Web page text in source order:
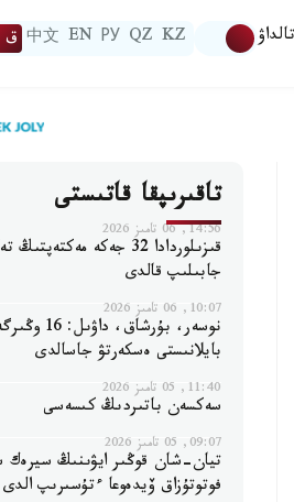
تالداۋ KZ
QZ
РУ
EN
中文 ق
تاقىرىپقا قاتىستى
14:56, 06 تامىز 2026
قىزىلوردادا 32 جەكە
جابىلىپ قالدى
10:07, 06 تامىز 2026
نوسەر،
بايلانىستى ەسكەرتۋ جاسالدى
11:40, 05 تامىز 2026
سەكسەن باتىردىڭ كىسەسى
09:07, 05 تامىز 2026
تيان-شان قوڭىر ايۋىنىڭ سيرەك
فوتوتۇزاق ۆيدەوعا ءتۇسىرىپ الدى